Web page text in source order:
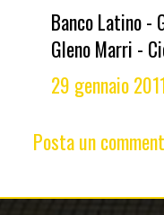
Banco Latino -
Gleno Marri -
29 gennaio
Posta un